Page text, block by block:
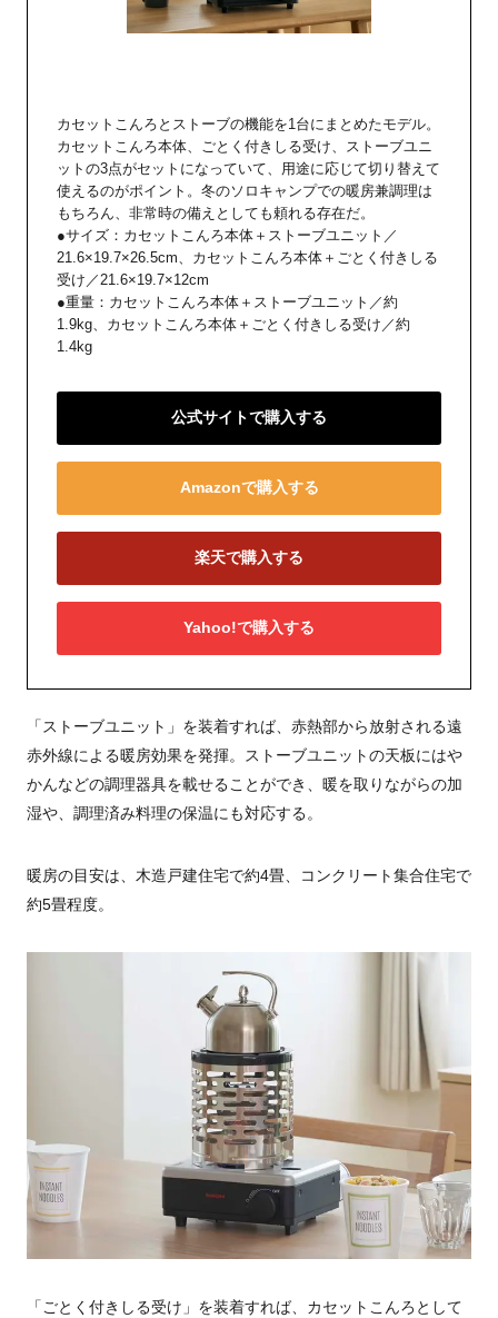
カセットこんろとストーブの機能を1台にまとめたモデル。
カセットこんろ本体、ごとく付きしる受け、ストーブユニ
ットの3点がセットになっていて、用途に応じて切り替えて
使えるのがポイント。冬のソロキャンプでの暖房兼調理は
もちろん、非常時の備えとしても頼れる存在だ。
●サイズ：カセットこんろ本体＋ストーブユニット／
21.6×19.7×26.5cm、カセットこんろ本体＋ごとく付きしる
受け／21.6×19.7×12cm
●重量：カセットこんろ本体＋ストーブユニット／約
1.9kg、カセットこんろ本体＋ごとく付きしる受け／約
1.4kg
公式サイトで購入する
Amazonで購入する
楽天で購入する
Yahoo!で購入する
「ストーブユニット」を装着すれば、赤熱部から放射される遠
赤外線による暖房効果を発揮。ストーブユニットの天板にはや
かんなどの調理器具を載せることができ、暖を取りながらの加
湿や、調理済み料理の保温にも対応する。
暖房の目安は、木造戸建住宅で約4畳、コンクリート集合住宅で
約5畳程度。
「ごとく付きしる受け」を装着すれば、カセットこんろとして